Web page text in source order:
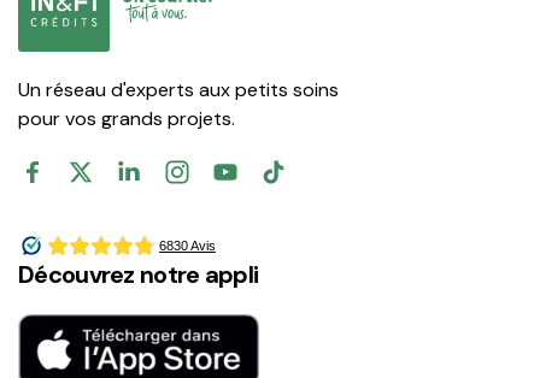
Un réseau d'experts aux petits soins
pour vos grands projets.
Découvrez notre appli